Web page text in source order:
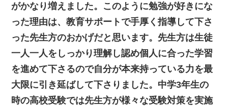
がかなり増えました。このように勉強が好きにな
った理由は、教育サポートで手厚く指導して下さ
った先生方のおかげだと思います。先生方は生徒
一人一人をしっかり理解し認め個人に合った学習
を進めて下さるので自分が本来持っている力を最
大限に引き延ばして下さりました。中学3年生の
時の高校受験では先生方が様々な受験対策を実施